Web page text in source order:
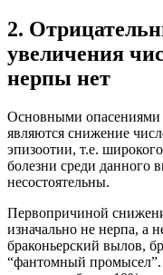
2.
увеличения
нерпы нет
Основными опасениями
являются снижение
эпизоотии, т.е.
болезни среди данного
несостоятельны.
Первопричиной
изначально не нерпа,
браконьерский вылов,
“фантомный